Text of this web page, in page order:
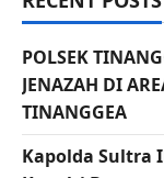
POLSEK
JENAZAH DI
TINANGGEA
Kapolda Sultra